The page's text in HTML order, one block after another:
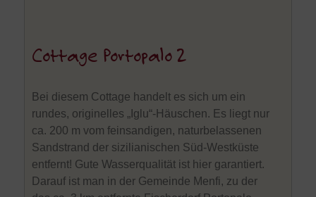
Cottage Portopalo 2
Bei diesem Cottage handelt es sich um ein
rundes, originelles „Iglu“-Häuschen. Es liegt nur
ca. 200 m vom feinsandigen, naturbelassenen
Sandstrand der sizilianischen Süd-Westküste
entfernt! Gute Wasserqualität ist hier garantiert.
Darauf ist man in der Gemeinde Menfi, zu der